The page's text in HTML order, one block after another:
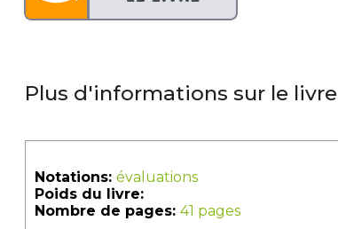
Plus d'informations sur le livre
Notations: évaluations
Poids du livre:
Nombre de pages: 41 pages